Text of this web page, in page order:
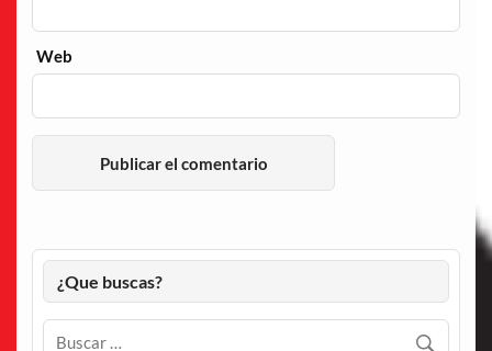
Web
¿Que buscas?